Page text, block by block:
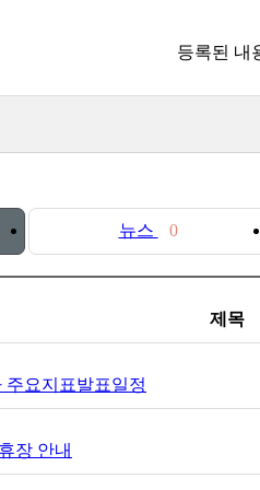
등록된 내
뉴스 0
제목
주요지표발표일정
장 안내